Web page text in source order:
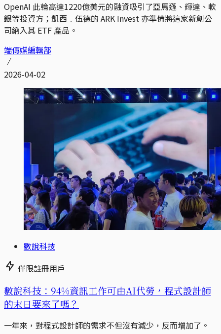
OpenAI 此輪高達1220億美元的融資吸引了亞馬遜、輝達、軟
銀等投資方；凱西﹒伍德的 ARK Invest 亦準備將這家新創公
司納入其 ETF 產品。
端傳媒編輯部
2026-04-02
數說科技
僅限註冊用戶
數說科技：94%資訊工作可由AI代勞，程式設計師
的末日要來了嗎？
一年來，對程式設計師的需求不但沒有減少，反而增加了。